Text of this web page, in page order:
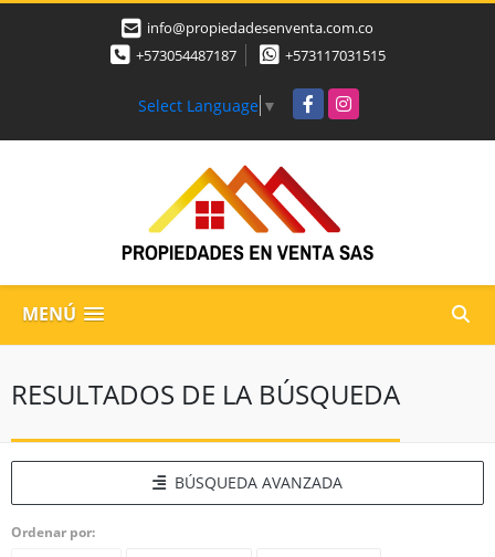
info@propiedadesenventa.com.co
+573054487187
+573117031515
Select Language ▼ FacebookInstagram
MENÚ
RESULTADOS DE LA BÚSQUEDA
BÚSQUEDA AVANZADA
Ordenar por: